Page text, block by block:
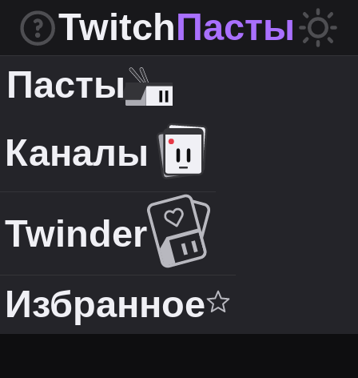
TwitchПасты
Пасты
Каналы
Twinder
Избранное